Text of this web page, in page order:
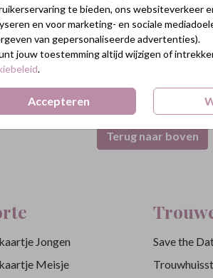
te bieden, ons websiteverkeer
en voor marketing- en sociale
van gepersonaliseerde advertenties).
jouw toestemming altijd wijzigen of
.
Accepteren
Terug naar boven
Jongen
Meisje
Save the